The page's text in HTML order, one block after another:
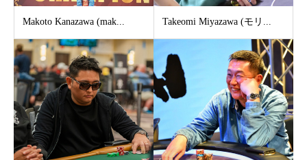
Makoto Kanazawa (mak... Takeomi Miyazawa (モリ...